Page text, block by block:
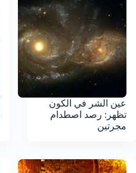
عين الشر في الكون
تظهر: رصد اصطدام
مجرتين